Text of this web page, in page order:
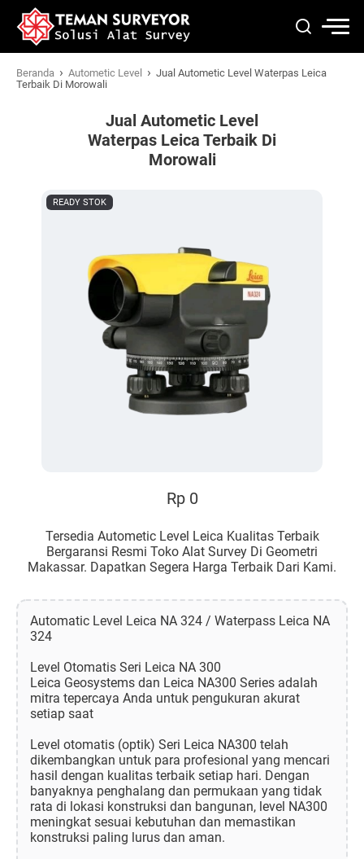
Beranda › Autometic Level › Jual Autometic Level Waterpas Leica
Terbaik Di Morowali
Jual Autometic Level
Waterpas Leica Terbaik Di
Morowali
READY STOK
Rp 0
Tersedia Autometic Level Leica Kualitas Terbaik
Bergaransi Resmi Toko Alat Survey Di Geometri
Makassar. Dapatkan Segera Harga Terbaik Dari Kami.
Automatic Level Leica NA 324 / Waterpass Leica NA
324
Level Otomatis Seri Leica NA 300
Leica Geosystems dan Leica NA300 Series adalah
mitra tepercaya Anda untuk pengukuran akurat
setiap saat
Level otomatis (optik) Seri Leica NA300 telah
dikembangkan untuk para profesional yang mencari
hasil dengan kualitas terbaik setiap hari. Dengan
banyaknya penghalang dan permukaan yang tidak
rata di lokasi konstruksi dan bangunan, level NA300
meningkat sesuai kebutuhan dan memastikan
konstruksi paling lurus dan aman.